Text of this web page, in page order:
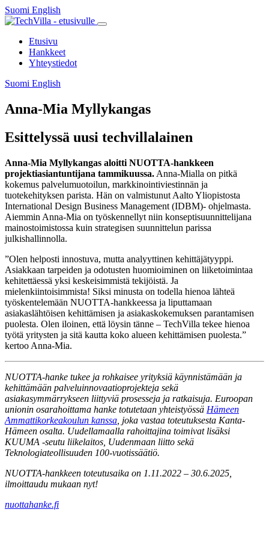
Siirry
sisältöön
Suomi Suomi
English
Päävalikko
Etusivu
Hankkeet
Yhteystiedot
Suomi Suomi
English
Anna-Mia Myllykangas
Esittelyssä uusi techvillalainen
Anna-Mia Myllykangas aloitti NUOTTA-hankkeen
projektiasiantuntijana tammikuussa. Anna-Mialla on pitkä
kokemus palvelumuotoilun, markkinointiviestinnän ja
tuotekehityksen parista. Hän on valmistunut Aalto Yliopistosta
International Design Business Management (IDBM)- ohjelmasta.
Aiemmin Anna-Mia on työskennellyt niin konseptisuunnittelijana
mainostoimistossa kuin strategisen suunnittelun parissa
julkishallinnolla.
”Olen helposti innostuva, mutta analyyttinen kehittäjätyyppi.
Asiakkaan tarpeiden ja odotusten huomioiminen on liiketoimintaa
kehitettäessä yksi keskeisimmistä tekijöistä. Ja
mielenkiintoisimmista! Siksi minusta on todella hienoa lähteä
työskentelemään NUOTTA-hankkeessa ja liputtamaan
asiakaslähtöisen kehittämisen ja asiakaskokemuksen parantamisen
puolesta. Olen iloinen, että löysin tänne – TechVilla tekee hienoa
työtä yritysten ja sitä kautta koko alueen kehittämisen puolesta.”
kertoo Anna-Mia.
NUOTTA-hanke tukee ja rohkaisee yrityksiä käynnistämään ja
kehittämään palveluinnovaatioprojekteja sekä
asiakasymmärrykseen liittyviä prosesseja ja ratkaisuja. Euroopan
unionin osarahoittama hanke totutetaan yhteistyössä Hämeen
Ammattikorkeakoulun kanssa , joka vastaa toteutuksesta Kanta-
Hämeen osalta. Uudellamaalla rahoittajina toimivat lisäksi
KUUMA -seutu liikelaitos, Uudenmaan liitto sekä
Teknologiateollisuuden 100-vuotissäätiö.
NUOTTA-hankkeen toteutusaika on 1.11.2022 – 30.6.2025,
ilmoittaudu mukaan nyt!
nuottahanke.fi